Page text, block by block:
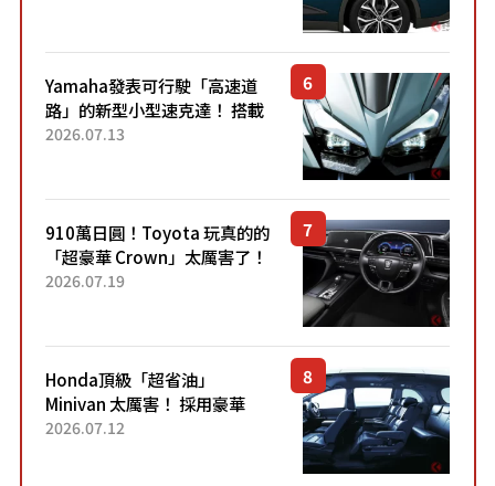
Yamaha發表可行駛「高速道
路」的新型小型速克達！ 搭載
能享受超強勁「渦輪感」的動
2026.07.13
910萬日圓！Toyota 玩真的的
「超豪華 Crown」太厲害了！
採用由「匠人技藝」打造的
2026.07.19
Honda頂級「超省油」
Minivan 太厲害！ 採用豪華
「真皮座椅」與專屬「黑色內
2026.07.12